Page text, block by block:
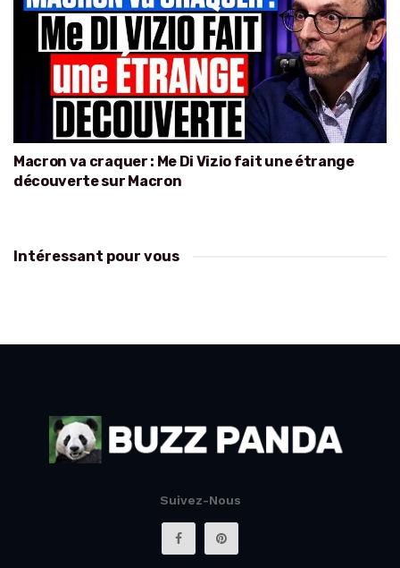
Macron va craquer : Me Di Vizio fait une étrange
découverte sur Macron
Intéressant pour vous
Suivez-Nous